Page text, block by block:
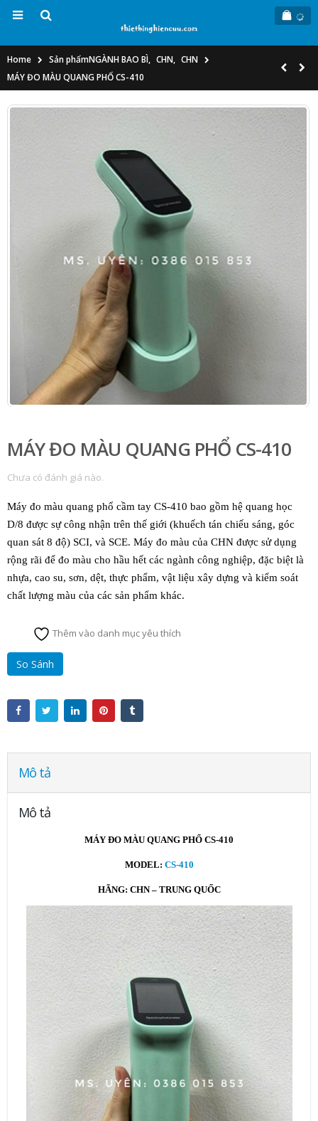
Home Sản phẩmNGÀNH BAO BÌ, CHN, CHN
MÁY ĐO MÀU QUANG PHỔ CS-410
MÁY ĐO MÀU QUANG PHỔ CS-410
Chưa có đánh giá nào.
Máy đo màu quang phổ cầm tay CS-410 bao gồm hệ quang học
D/8 được sự công nhận trên thế giới (khuếch tán chiếu sáng, góc
quan sát 8 độ) SCI, và SCE. Máy đo màu của CHN được sử dụng
rộng rãi để đo màu cho hầu hết các ngành công nghiệp, đặc biệt là
nhựa, cao su, sơn, dệt, thực phẩm, vật liệu xây dựng và kiểm soát
chất lượng màu của các sản phẩm khác.
Thêm vào danh mục yêu thích
So Sánh
Mô tả
Mô tả
MÁY ĐO MÀU QUANG PHỔ CS-410
MODEL: CS-410
HÃNG: CHN – TRUNG QUỐC